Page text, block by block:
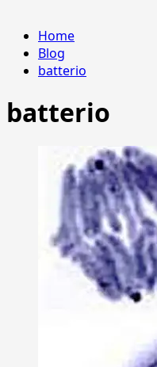
Home
Blog
batterio
batterio